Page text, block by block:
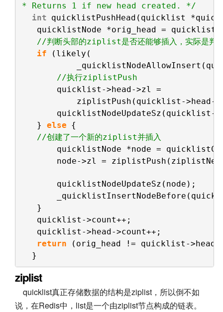
* Returns 1 if new head created. */
int quicklistPushHead(quicklist
quicklistNode *orig_head = quicklist-
//判断头部的ziplist是否还能够插入，实际是判
if
(likely(
//执行ziplistPush
quicklist->head->zl =
ziplistPush(quicklist->head-
quicklistNodeUpdateSz(quicklist-
} else {
//创建了一个新的ziplist并插入
quicklistNode *node =
node->zl =
quicklistNodeUpdateSz(node);
}
quicklist->count++;
quicklist->head->count++;
return
(orig_head != quicklist-
}
ziplist
quicklist真正存储数据的结构是ziplist，所以倒不如
说，在Redis中，list是一个由ziplist节点构成的链表。